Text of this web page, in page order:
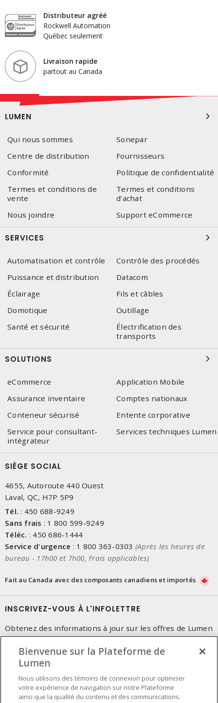
Distributeur agréé
Rockwell Automation
Québec seulement
Livraison rapide
partout au Canada
LUMEN
Qui nous sommes
Sonepar
Centre de distribution
Fournisseurs
Conformité
Politique de confidentialité
Termes et conditions de
vente
Termes et conditions
d'achat
Nous joindre
Support eCommerce
SERVICES
Automatisation et contrôle
Contrôle des procédés
Puissance et distribution
Datacom
Éclairage
Fils et câbles
Domotique
Outillage
Santé et sécurité
Électrification des
transports
SOLUTIONS
eCommerce
Application Mobile
Assurance inventaire
Comptes nationaux
Conteneur sécurisé
Entente corporative
Service pour consultant-
intégrateur
Services techniques Lumen
SIÈGE SOCIAL
4655, Autoroute 440 Ouest
Laval, QC, H7P 5P9
Tél. : 450 688-9249
Sans frais : 1 800 599-9249
Téléc. : 450 686-1444
Service d'urgence : 1 800 363-0303 (Après les heures de
bureau - 17h00 et 7h00, Frais applicables)
Fait au Canada avec des composants canadiens et importés
INSCRIVEZ-VOUS À L'INFOLETTRE
Obtenez des informations à jour sur les offres de Lumen
Bienvenue sur la Plateforme de
Lumen
Nous utilisons des témoins de connexion pour optimiser
votre expérience de navigation sur notre Plateforme
ainsi que la qualité du contenu et des communications.